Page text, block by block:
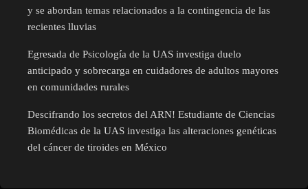
y se abordan temas relacionados a la contingencia de las
recientes lluvias
Egresada de Psicología de la UAS investiga duelo
anticipado y sobrecarga en cuidadores de adultos mayores
en comunidades rurales
Descifrando los secretos del ARN! Estudiante de Ciencias
Biomédicas de la UAS investiga las alteraciones genéticas
del cáncer de tiroides en México